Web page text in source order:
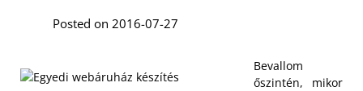
Posted on 2016-07-27
Bevallom
őszintén, mikor